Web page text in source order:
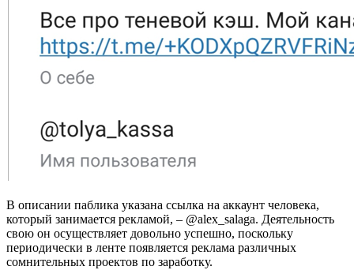
В описании паблика указана ссылка на аккаунт человека,
который занимается рекламой, – @alex_salaga. Деятельность
свою он осуществляет довольно успешно, поскольку
периодически в ленте появляется реклама различных
сомнительных проектов по заработку.